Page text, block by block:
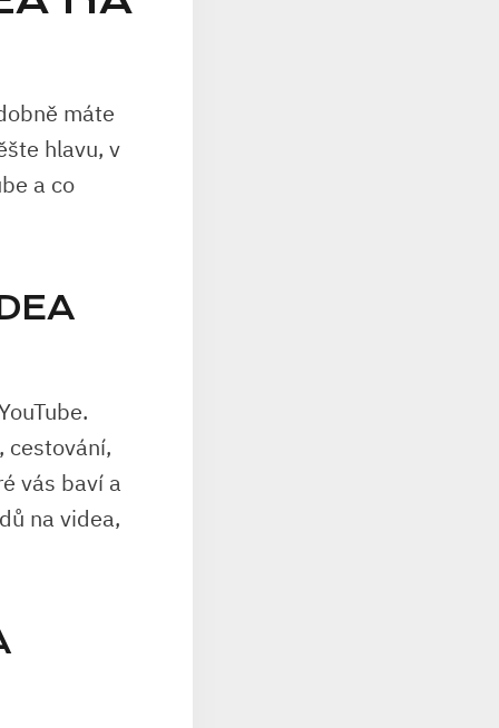
máte
hlavu, v
a co
cestování,
vás baví a
na videa,